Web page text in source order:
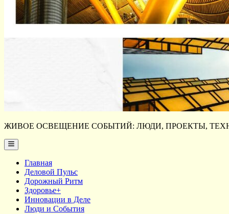
ЖИВОЕ ОСВЕЩЕНИЕ СОБЫТИЙ: ЛЮДИ, ПРОЕКТЫ,
Main
Menu
Главная
Деловой Пульс
Дорожный Ритм
Здоровье+
Инновации в Деле
Люди и События